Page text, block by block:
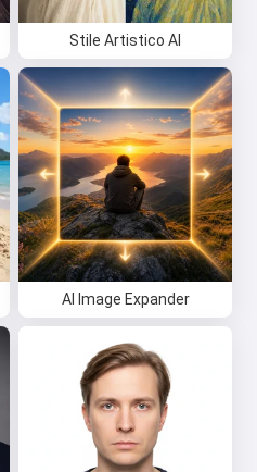
Stile Artistico AI
AI Image Expander